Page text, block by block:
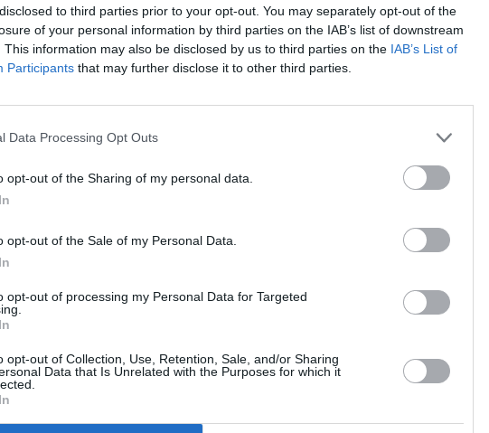
to third parties prior to your opt-out. You may separately opt-out of the
of your personal information by third parties on the IAB’s list of downstream
This information may also be disclosed by us to third parties on the IAB’s List of
Participants that may further disclose it to other third parties.
Data Processing Opt Outs
opt-out of the Sharing of my personal data.
opt-out of the Sale of my Personal Data.
opt-out of processing my Personal Data for Targeted
opt-out of Collection, Use, Retention, Sale, and/or Sharing
Data that Is Unrelated with the Purposes for which it
Alle Sender
Boniface Mysteries - Alles für die Schönheit - Serie / Krimiserie
kommen nach Great Slaughter, angeführt von der Inhaberin Jean
und Mary Flint , sind Rivalinnen im Dorf. Mary ist eine der
die als Kind im Stich gelassen wurde, darum kämpft, ihren Job zu
in ihrem Haus vergiftet wird, gerät ihr Mann Alfie , der Besitzer der
findet heraus, dass Mary vergiftet wurde, und Sam ist sich sicher,
jemanden, der sich in dieser mörderischen Firma auskennt, aber wen?
zu ermitteln!
auch im englischen Originalton